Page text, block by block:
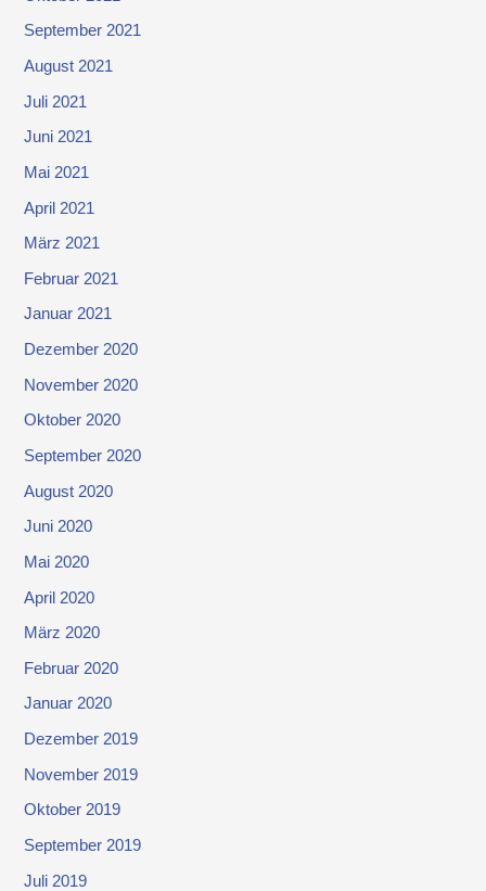
September 2021
August 2021
Juli 2021
Juni 2021
Mai 2021
April 2021
März 2021
Februar 2021
Januar 2021
Dezember 2020
November 2020
Oktober 2020
September 2020
August 2020
Juni 2020
Mai 2020
April 2020
März 2020
Februar 2020
Januar 2020
Dezember 2019
November 2019
Oktober 2019
September 2019
Juli 2019